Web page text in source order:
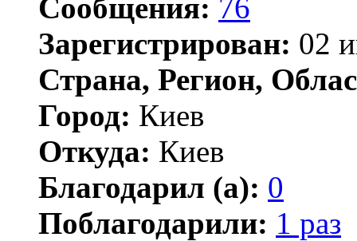
Сообщения: 76
Зарегистрирован: 02
Страна, Регион,
Город: Киев
Откуда: Киев
Благодарил (а): 0
Поблагодарили: 1 раз